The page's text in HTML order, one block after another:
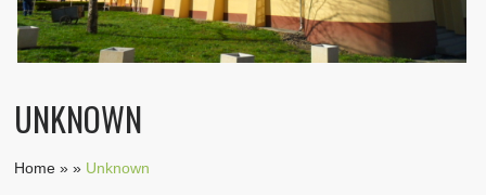
UNKNOWN
Home »» Unknown